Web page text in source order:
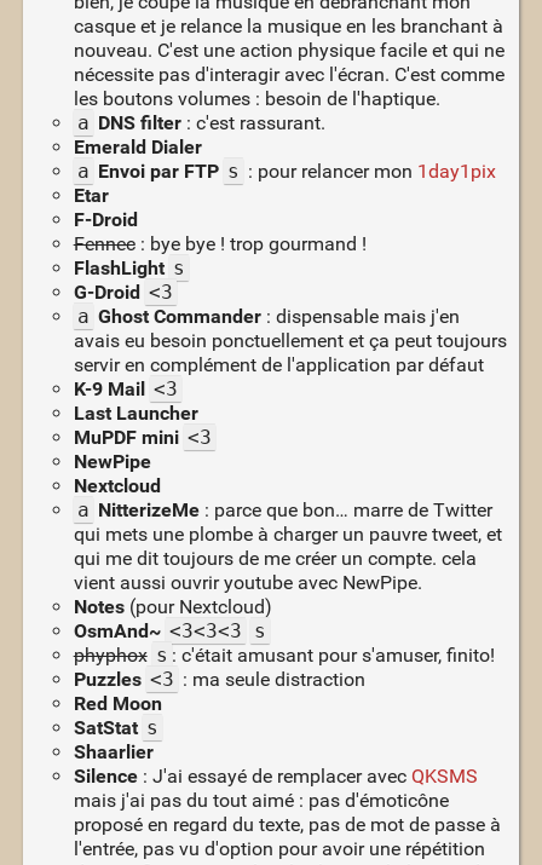
casque et je relance la musique en les branchant à
nouveau. C'est une action physique facile et qui ne
nécessite pas d'interagir avec l'écran. C'est comme
les boutons volumes : besoin de l'haptique.
a DNS filter: c'est rassurant.
Emerald Dialer
a Envoi par FTP s : pour relancer mon 1day1pix
Etar
F-Droid
Fennec: bye bye ! trop gourmand !
FlashLight s
G-Droid <3
a Ghost Commander: dispensable mais j'en
avais eu besoin ponctuellement et ça peut toujours
servir en complément de l'application par défaut
K-9 Mail <3
Last Launcher
MuPDF mini <3
NewPipe
Nextcloud
a NitterizeMe: parce que bon… marre de Twitter
qui mets une plombe à charger un pauvre tweet, et
qui me dit toujours de me créer un compte. cela
vient aussi ouvrir youtube avec NewPipe.
Notes(pour Nextcloud)
OsmAnd~ <3<3<3
s
phyphox s : c'était amusant pour s'amuser, finito!
Puzzles <3 : ma seule distraction
Red Moon
SatStat s
Shaarlier
Silence: J'ai essayé de remplacer avec QKSMS
mais j'ai pas du tout aimé : pas d'émoticône
proposé en regard du texte, pas de mot de passe à
l'entrée, pas vu d'option pour avoir une répétition